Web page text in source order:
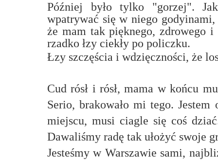
Później było tylko "gorzej".
wpatrywać się w niego
że mam tak pięknego, zdrowego
rzadko łzy ciekły po policzku.
Łzy szczęścia i wdzięczności, że
Cud rósł i rósł, mama w końcu
Serio, brakowało mi tego.
miejscu, musi ciagle się coś
Dawaliśmy radę tak ułożyć swoje
Jesteśmy w Warszawie sami,